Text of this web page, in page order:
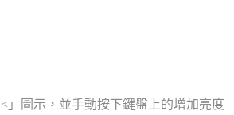
」圖示，並手動按下鍵盤上的增加亮度